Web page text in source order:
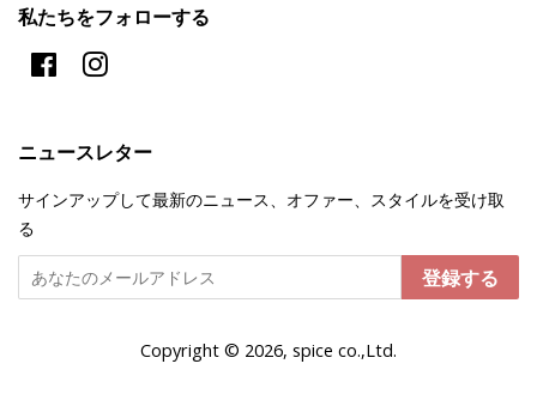
私たちをフォローする
Facebook
ニュースレター
サインアップして最新のニュース、オファー、スタイルを受け取
る
登録する
Copyright © 2026, spice co.,Ltd.